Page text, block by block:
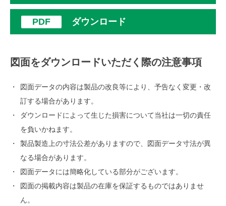
ダウンロード
図面をダウンロードいただく際の注意事項
図面データの内容は製品の改良等により、予告なく変更・改
訂する場合があります。
ダウンロードによって生じた損害について当社は一切の責任
を負いかねます。
製品製造上の寸法公差がありますので、図面データ寸法が異
なる場合があります。
図面データには簡略化している部分がございます。
図面の掲載内容は製品の在庫を保証するものではありませ
ん。